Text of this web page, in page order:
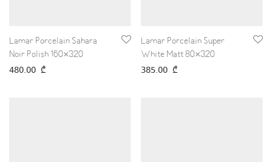
Lamar Porcelain Sahara
Noir Polish 160×320
480.00 ₾
Lamar Porcelain Super
White Matt 80×320
385.00 ₾